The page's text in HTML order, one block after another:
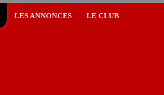
LES ANNONCES LE CLUB